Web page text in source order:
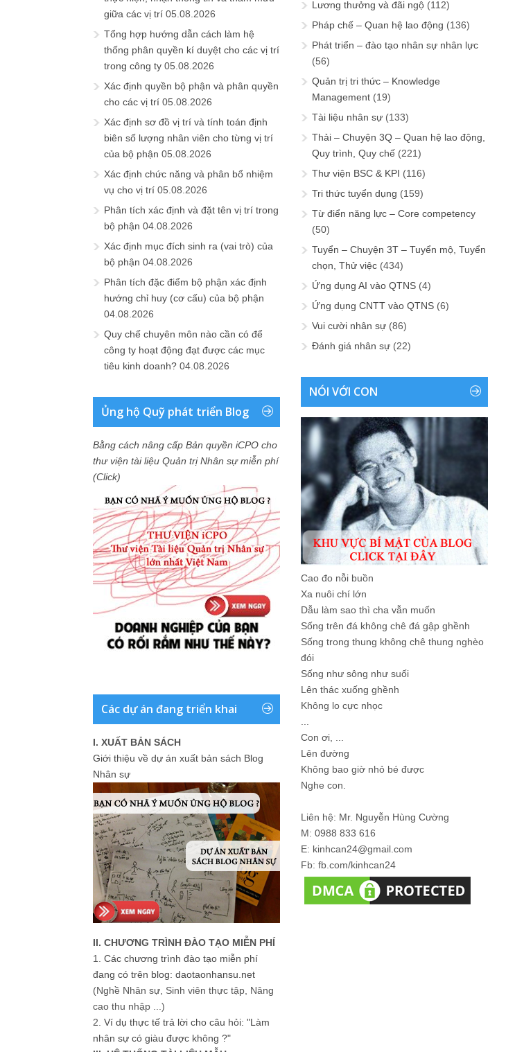
giữa các vị trí 05.08.2026
Tổng hợp hướng dẫn cách làm hệ
thống phân quyền kí duyệt cho các vị trí
trong công ty 05.08.2026
Xác định quyền bộ phận và phân quyền
cho các vị trí 05.08.2026
Xác định sơ đồ vị trí và tính toán định
biên số lượng nhân viên cho từng vị trí
của bộ phận 05.08.2026
Xác định chức năng và phân bổ nhiệm
vụ cho vị trí 05.08.2026
Phân tích xác định và đặt tên vị trí trong
bộ phận 04.08.2026
Xác định mục đích sinh ra (vai trò) của
bộ phận 04.08.2026
Phân tích đặc điểm bộ phận xác định
hướng chỉ huy (cơ cấu) của bộ phận
04.08.2026
Quy chế chuyên môn nào cần có để
công ty hoạt động đạt được các mục
tiêu kinh doanh? 04.08.2026
Ủng hộ Quỹ phát triển Blog
Bằng cách nâng cấp Bản quyền iCPO cho
thư viện tài liệu Quản trị Nhân sự miễn phí
(Click)
Các dự án đang triển khai
I. XUẤT BẢN SÁCH
Giới thiệu về dự án xuất bản sách Blog
Nhân sự
II. CHƯƠNG TRÌNH ĐÀO TẠO MIỄN PHÍ
1. Các chương trình đào tạo miễn phí
đang có trên blog: daotaonhansu.net
(Nghề Nhân sự, Sinh viên thực tập, Nâng
cao thu nhập ...)
2. Ví dụ thực tế trả lời cho câu hỏi: "Làm
nhân sự có giàu được không ?"
Lương thưởng và đãi ngộ (112)
Pháp chế – Quan hệ lao động (136)
Phát triển – đào tạo nhân sự nhân lực
(56)
Quản trị tri thức – Knowledge
Management (19)
Tài liệu nhân sự (133)
Thải – Chuyện 3Q – Quan hệ lao động,
Quy trình, Quy chế (221)
Thư viện BSC & KPI (116)
Tri thức tuyển dụng (159)
Từ điển năng lực – Core competency
(50)
Tuyển – Chuyện 3T – Tuyển mộ, Tuyển
chọn, Thử việc (434)
Ứng dụng AI vào QTNS (4)
Ứng dụng CNTT vào QTNS (6)
Vui cười nhân sự (86)
Đánh giá nhân sự (22)
NÓI VỚI CON
Cao đo nỗi buồn
Xa nuôi chí lớn
Dẫu làm sao thì cha vẫn muốn
Sống trên đá không chê đá gập ghềnh
Sống trong thung không chê thung nghèo
đói
Sống như sông như suối
Lên thác xuống ghềnh
Không lo cực nhọc
Con ơi, ...
Lên đường
Không bao giờ nhỏ bé được
Nghe con.
Liên hệ: Mr. Nguyễn Hùng Cường
M: 0988 833 616
E: kinhcan24@gmail.com
Fb: fb.com/kinhcan24